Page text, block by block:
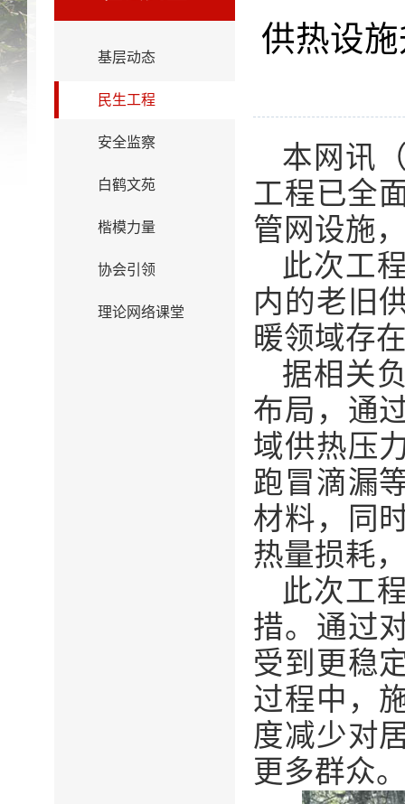
基层动态
民生工程
安全监察
白鹤文苑
楷模力量
协会引领
理论网络课堂
供热设
本网讯
工程已全
管网设施
此次工
内的老旧
暖领域存
据相关
布局，通
域供热压
跑冒滴漏
材料，同
热量损耗
此次工
措。通过
受到更稳
过程中，
度减少对
更多群众